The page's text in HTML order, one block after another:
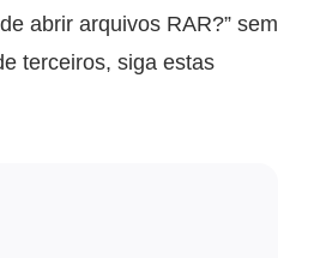
abrir arquivos RAR?” sem
terceiros, siga estas